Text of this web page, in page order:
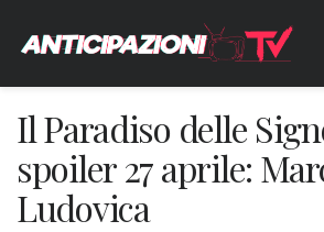
Il Paradiso delle
spoiler 27 aprile:
Ludovica